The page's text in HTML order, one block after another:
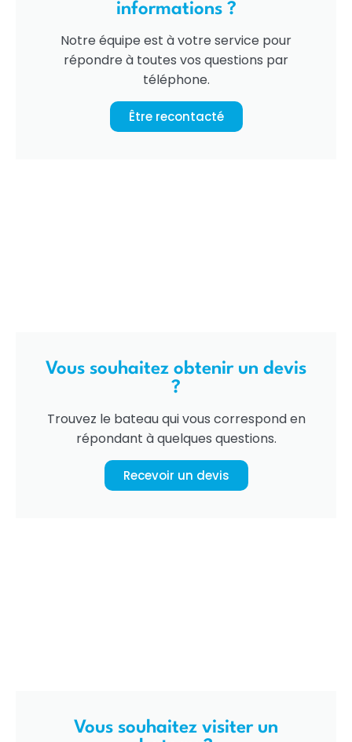
informations ?
Notre équipe est à votre service pour
répondre à toutes vos questions par
téléphone.
Être recontacté
Vous souhaitez obtenir un devis
?
Trouvez le bateau qui vous correspond en
répondant à quelques questions.
Recevoir un devis
Vous souhaitez visiter un